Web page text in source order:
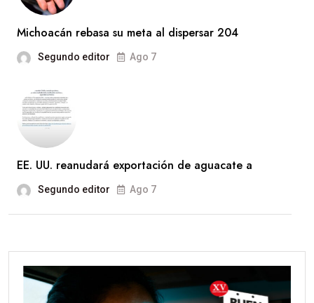
Michoacán rebasa su meta al dispersar 204
Segundo editor Ago 7
EE. UU. reanudará exportación de aguacate a
Segundo editor Ago 7